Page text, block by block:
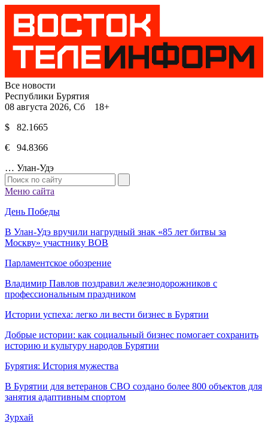
Все новости
Республики Бурятия
08 августа 2026, Сб 18+
$ 82.1665
€ 94.8366
… Улан-Удэ
Меню сайта
День Победы
В Улан-Удэ вручили нагрудный знак «85 лет битвы за
Москву» участнику ВОВ
Парламентское обозрение
Владимир Павлов поздравил железнодорожников с
профессиональным праздником
Истории успеха: легко ли вести бизнес в Бурятии
Добрые истории: как социальный бизнес помогает сохранить
историю и культуру народов Бурятии
Бурятия: История мужества
В Бурятии для ветеранов СВО создано более 800 объектов для
занятия адаптивным спортом
Зурхай